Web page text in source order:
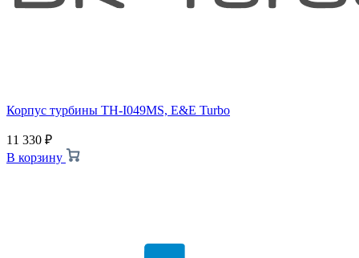
Корпус турбины TH-I049MS, E&E Turbo
11 330 ₽
В корзину